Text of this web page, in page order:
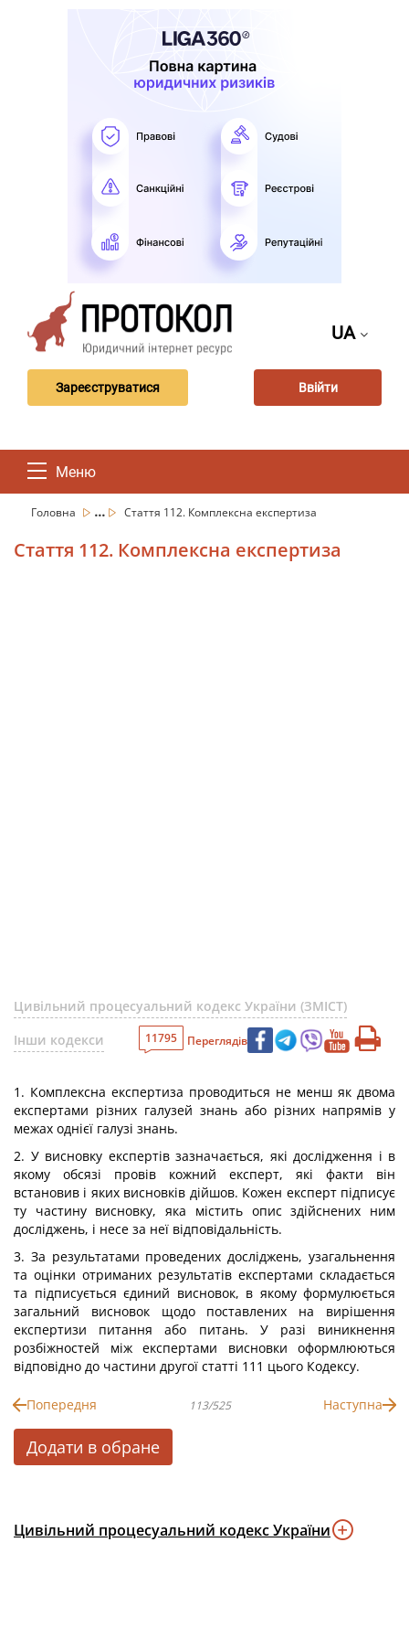
UA
Зареєструватися Ввійти
Меню
Головна ... Стаття 112. Комплексна експертиза
Стаття 112. Комплексна експертиза
Цивільний процесуальний кодекс України (ЗМІСТ)
Інши кодекси
11795 Переглядів
1. Комплексна експертиза проводиться не менш як двома
експертами різних галузей знань або різних напрямів у
межах однієї галузі знань.
2. У висновку експертів зазначається, які дослідження і в
якому обсязі провів кожний експерт, які факти він
встановив і яких висновків дійшов. Кожен експерт підписує
ту частину висновку, яка містить опис здійснених ним
досліджень, і несе за неї відповідальність.
3. За результатами проведених досліджень, узагальнення
та оцінки отриманих результатів експертами складається
та підписується єдиний висновок, в якому формулюється
загальний висновок щодо поставлених на вирішення
експертизи питання або питань. У разі виникнення
розбіжностей між експертами висновки оформлюються
відповідно до частини другої статті 111 цього Кодексу.
Попередня 113/525 Наступна
Додати в обране
Цивільний процесуальний кодекс України